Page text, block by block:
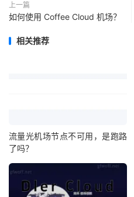
上一篇
如何使用 Coffee Cloud 机场？
相关推荐
流量光机场节点不可用，是跑路
了吗？